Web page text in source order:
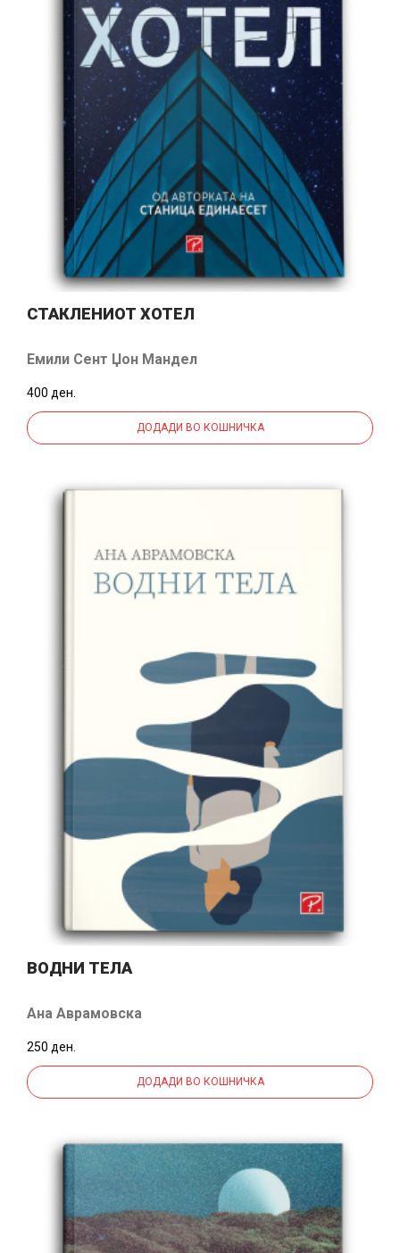
СТАКЛЕНИОТ ХОТЕЛ
Емили Сент Џон Мандел
400 ден.
ДОДАДИ ВО КОШНИЧКА
ВОДНИ ТЕЛА
Ана Аврамовска
250 ден.
ДОДАДИ ВО КОШНИЧКА